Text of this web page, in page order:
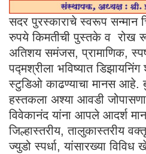
सदर पुरस्काराचे स्वरूप सन्मान
रुपये किमतीची पुस्तके व
अतिशय समंजस, प्रामाणिक,
पद्मश्रीला भविष्यात
स्टुडिओ काढण्याचा मानस आहे.
हस्तकला अश्या आवडी
विवेकानंद यांना आपले आदर्श
जिल्हास्तरीय, तालुकास्तरीय
ज्युडो स्पर्धा, यांसारख्या विविध